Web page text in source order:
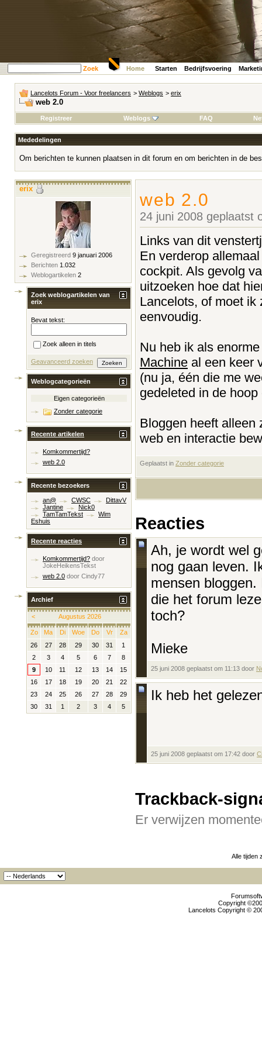
Zoek Home Starten Bedrijfsvoering
Lancelots Forum - Voor freelancers > Weblogs > erix
web 2.0
Registreer Weblogs FAQ
Mededelingen
Om berichten te kunnen plaatsen in dit forum en om berichten in de
web 2.0
24 juni 2008 geplaatst
Links van dit
En verderop
cockpit. Als gevolg
uitzoeken hoe dat
Lancelots, of moet ik
eenvoudig.
Nu heb ik als
Machine al een keer
(nu ja, één die me
gedeleted in de
Bloggen heeft alleen
web en interactie
Geplaatst in Zonder categorie
Reacties
Ah, je wordt wel
nog gaan leven.
mensen
die het forum
toch?
Mieke
25 juni 2008 geplaatst om 11:13 door
Ik heb het
25 juni 2008 geplaatst om 17:42 door
Trackback-
Er verwijzen
erix
Geregistreerd 9 januari 2006
Berichten 1.032
Weblogartikelen 2
Zoek weblogartikelen van
erix
Bevat tekst:
Zoek alleen in titels
Geavanceerd zoeken
Weblogcategorieën
Eigen categorieën
Zonder categorie
Recente artikelen
Komkommertijd?
web 2.0
Recente bezoekers
an@ CWSC
DittavV
Jantine
Nick0
TamTamTekst
Wim
Eshuis
Recente reacties
Komkommertijd? door
JokeHeikensTekst
web 2.0 door Cindy77
Archief
< Augustus 2026
Zo Ma Di Woe Do Vr
Za
26
27 28 29 30 31
1
2
3 4 5 6 7
8
9
10 11 12 13 14
15
16
17 18 19 20 21
22
23
24 25 26 27 28
29
30
31 1 2 3 4 5
Alle tijden
Copyright
Lancelots Copyright ©